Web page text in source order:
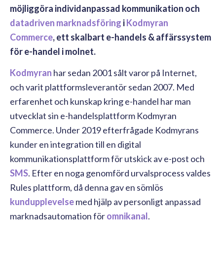
möjliggöra individanpassad kommunikation och
datadriven marknadsföring iKodmyran
Commerce, ett skalbart e-handels & affärssystem
för e-handel i molnet.
Kodmyran har sedan 2001 sålt varor på Internet,
och varit plattformsleverantör sedan 2007. Med
erfarenhet och kunskap kring e-handel har man
utvecklat sin e-handelsplattform Kodmyran
Commerce. Under 2019 efterfrågade Kodmyrans
kunder en integration till en digital
kommunikationsplattform för utskick av e-post och
SMS. Efter en noga genomförd urvalsprocess valdes
Rules plattform, då denna gav en sömlös
kundupplevelsemed hjälp av personligt anpassad
marknadsautomation föromnikanal.